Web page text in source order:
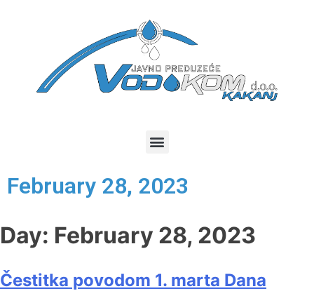
February 28, 2023
Day: February 28, 2023
Čestitka povodom 1. marta Dana